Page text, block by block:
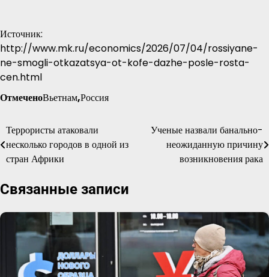
Источник:
http://www.mk.ru/economics/2026/07/04/rossiyane-
ne-smogli-otkazatsya-ot-kofe-dazhe-posle-rosta-
cen.html
ОтмеченоВьетнам,Россия
Навигация
по
Террористы атаковали
несколько городов в одной из
стран Африки
Ученые назвали банально-
неожиданную причину
возникновения рака
Связанные записи